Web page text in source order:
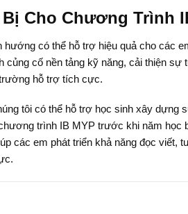
Cho Chương Trình
có thể hỗ trợ hiệu quả cho các
củng cố nền tảng kỹ năng, cải thiện sự
hỗ trợ tích cực.
tôi có thể hỗ trợ học sinh xây dựng
trình IB MYP trước khi năm học
các em phát triển khả năng đọc viết,